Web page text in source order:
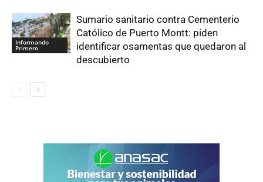
Informando
Primero
Sumario sanitario contra Cementerio
Católico de Puerto Montt: piden
identificar osamentas que quedaron al
descubierto